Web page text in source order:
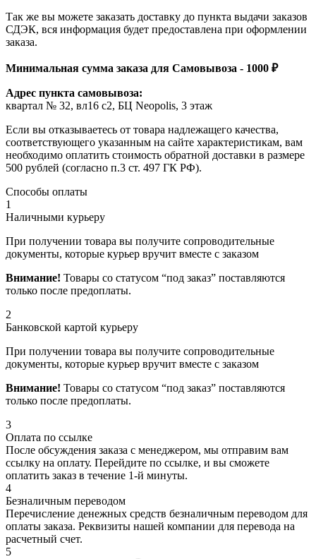
Так же вы можете заказать доставку до пункта выдачи заказов
СДЭК, вся информация будет предоставлена при оформлении
заказа.
Минимальная сумма заказа для Самовывоза - 1000 ₽
Адрес пункта самовывоза:
квартал № 32, вл16 с2, БЦ Neopolis, 3 этаж
Если вы отказываетесь от товара надлежащего качества,
соответствующего указанным на сайте характеристикам, вам
необходимо оплатить стоимость обратной доставки в размере
500 рублей (согласно п.3 ст. 497 ГК РФ).
Способы оплаты
1
Наличными курьеру
При получении товара вы получите сопроводительные
документы, которые курьер вручит вместе с заказом
Внимание! Товары со статусом “под заказ” поставляются
только после предоплаты.
2
Банковской картой курьеру
При получении товара вы получите сопроводительные
документы, которые курьер вручит вместе с заказом
Внимание! Товары со статусом “под заказ” поставляются
только после предоплаты.
3
Оплата по ссылке
После обсуждения заказа с менеджером, мы отправим вам
ссылку на оплату. Перейдите по ссылке, и вы сможете
оплатить заказ в течение 1-й минуты.
4
Безналичным переводом
Перечисление денежных средств безналичным переводом для
оплаты заказа. Реквизиты нашей компании для перевода на
расчетный счет.
5